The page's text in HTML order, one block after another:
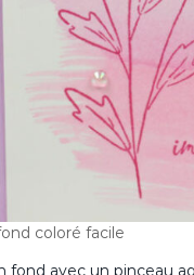
coloré facile
fond avec un pinceau